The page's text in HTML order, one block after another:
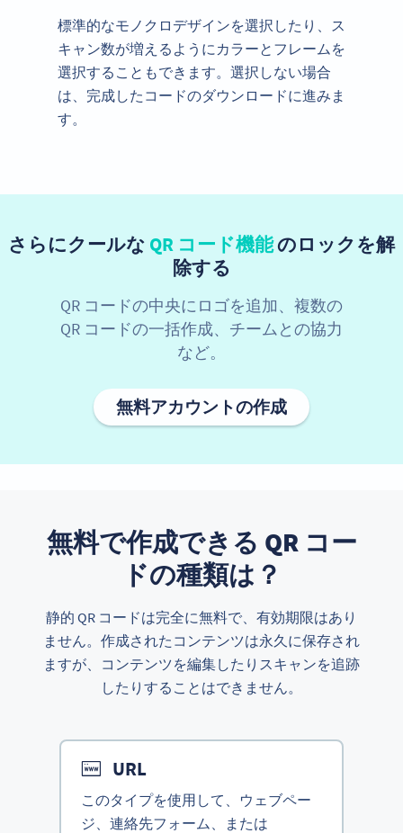
標準的なモノクロデザインを選択したり、ス
キャン数が増えるようにカラーとフレームを
選択することもできます。選択しない場合
は、完成したコードのダウンロードに進みま
す。
さらにクールな QR コード機能のロックを解
除する
QR コードの中央にロゴを追加、複数の
QR コードの一括作成、チームとの協力
など。
無料アカウントの作成
無料で作成できる QR コー
ドの種類は？
静的 QR コードは完全に無料で、有効期限はあり
ません。作成されたコンテンツは永久に保存され
ますが、コンテンツを編集したりスキャンを追跡
したりすることはできません。
URL
このタイプを使用して、ウェブペー
ジ、連絡先フォーム、または